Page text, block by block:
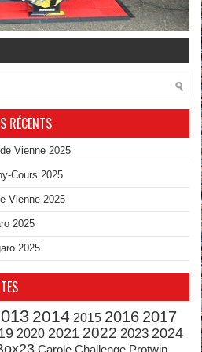
RÉCENTS
Vienne 2025
Cours 2025
Vienne 2025
2025
2025
2014 2015 2016 2017
2020 2021 2022 2023 2024